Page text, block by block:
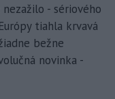
- sériového
tiahla krvavá
bežne
novinka -